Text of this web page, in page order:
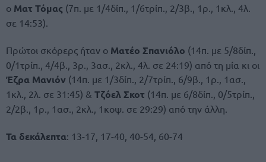
ο Ματ Τόμας (7π. με 1/4δίπ., 1/6τρίπ., 2/3β., 1ρ., 1κλ., 4λ.
σε 14:53).
Πρώτοι σκόρερς ήταν ο Ματέο Σπανιόλο (14π. με 5/8δίπ.,
0/1τρίπ., 4/4β., 3ρ., 3ασ., 2κλ., 4λ. σε 24:19) από τη μία κι οι
Έζρα Μανιόν (14π. με 1/3δίπ., 2/7τρίπ., 6/9β., 1ρ., 1ασ.,
1κλ., 2λ. σε 31:45) & Τζόελ Σκοτ (14π. με 6/8δίπ., 0/5τρίπ.,
2/2β., 1ρ., 1ασ., 2κλ., 1κοψ. σε 29:29) από την άλλη.
Τα δεκάλεπτα: 13-17, 17-40, 40-54, 60-74